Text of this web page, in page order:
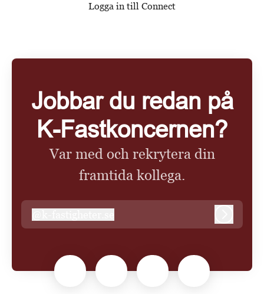
Logga in till Connect
Jobbar du redan på
K-Fastkoncernen?
Var med och rekrytera din
framtida kollega.
k-fastigheter.se